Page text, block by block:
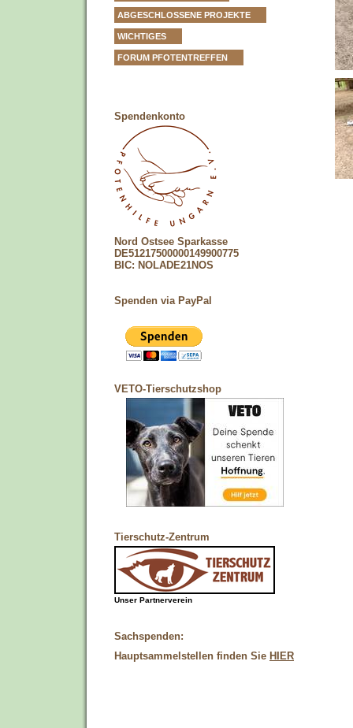
ABGESCHLOSSENE PROJEKTE
WICHTIGES
FORUM PFOTENTREFFEN
Spendenkonto
Nord Ostsee Sparkasse
DE51217500000149900775
BIC: NOLADE21NOS
Spenden via PayPal
VETO-Tierschutzshop
Tierschutz-Zentrum
Unser Partnerverein
Sachspenden:
Hauptsammelstellen finden Sie HIER